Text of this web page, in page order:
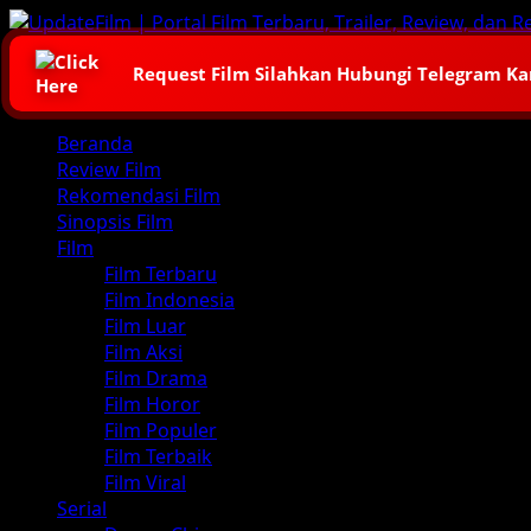
Skip
to
content
Request Film Silahkan Hubungi Telegram
Primary
Menu
Beranda
Review Film
Rekomendasi Film
Sinopsis Film
Film
Film Terbaru
Film Indonesia
Film Luar
Film Aksi
Film Drama
Film Horor
Film Populer
Film Terbaik
Film Viral
Serial